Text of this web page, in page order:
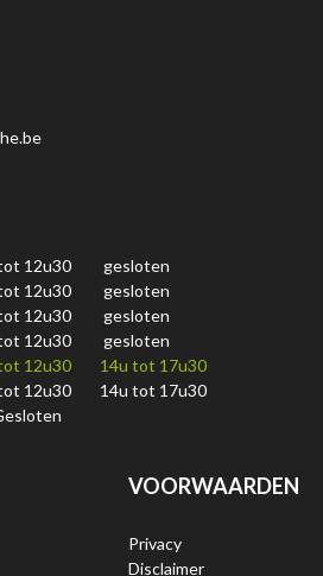
12u30
gesloten
12u30
gesloten
12u30
gesloten
12u30
gesloten
12u30
14u tot 17u30
12u30
14u tot 17u30
VOORWAARDEN
Privacy
Disclaimer